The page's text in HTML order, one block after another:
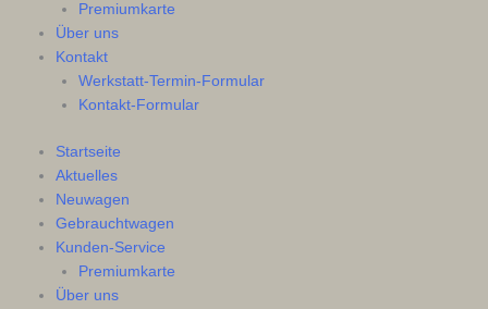
Premiumkarte
Über uns
Kontakt
Werkstatt-Termin-Formular
Kontakt-Formular
Startseite
Aktuelles
Neuwagen
Gebrauchtwagen
Kunden-Service
Premiumkarte
Über uns